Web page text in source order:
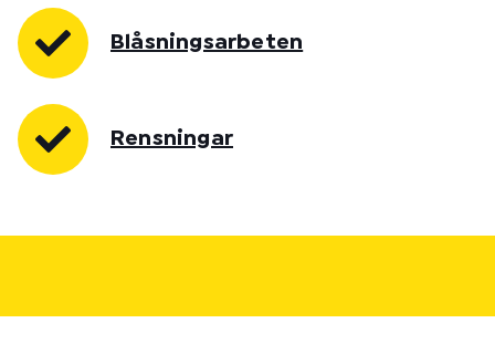
Blåsningsarbeten
Rensningar